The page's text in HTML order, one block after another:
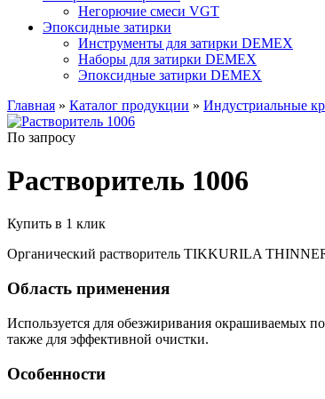
Негорючие смеси VGT
Эпоксидные затирки
Инструменты для затирки DEMEX
Наборы для затирки DEMEX
Эпоксидные затирки DEMEX
Главная » Каталог продукции » Индустриальные
По запросу
Растворитель 1006
Купить в 1 клик
Органический растворитель TIKKURILA
Область применения
Используется для обезжиривания окрашиваемых
также для эффективной очистки.
Особенности